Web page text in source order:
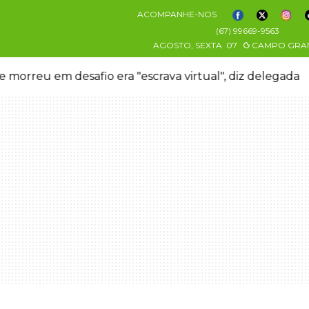
ACOMPANHE-NOS
(67) 99669-9563
AGOSTO, SEXTA 07 CAMPO
morreu em desafio era "escrava virtual", diz delegada